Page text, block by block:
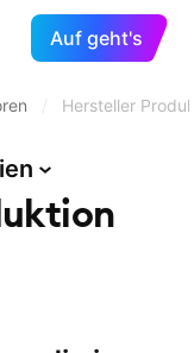
Auf geht's
Hersteller